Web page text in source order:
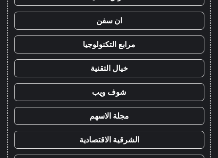
ان سفن
مرابع التكنولوجيا
خيال التقنية
شوف ويب
مجلة الاسهم
الشرقية الاقتصادية